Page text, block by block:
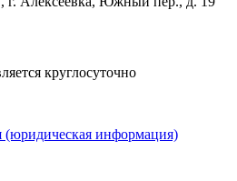
круглосуточно
(юридическая информация)